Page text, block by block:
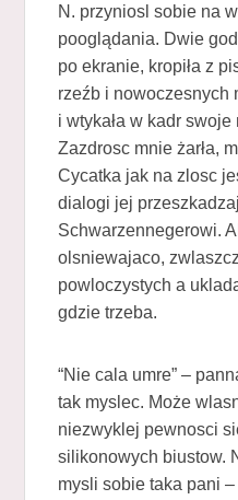
N. przyniosl sobie na
pooglądania. Dwie
po ekranie, kropiła z
rzeźb i nowoczesnych
i wtykała w kadr
Zazdrosc mnie żarła,
Cycatka jak na zlosc
dialogi jej
Schwarzennegerowi.
olsniewajaco,
powloczystych a
gdzie trzeba.
“Nie cala umre” –
tak myslec. Może
niezwyklej pewnosci
silikonowych biustow.
mysli sobie taka pani